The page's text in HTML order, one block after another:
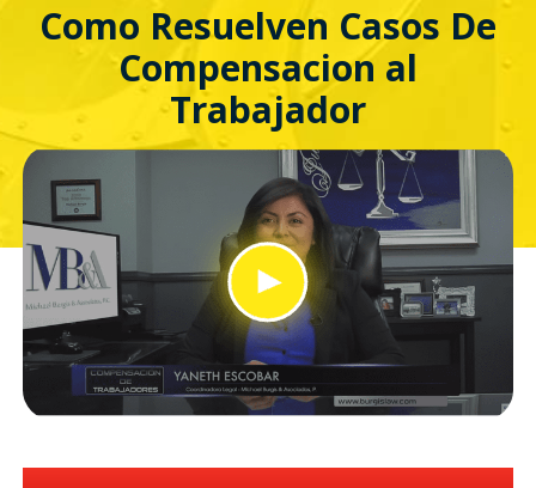
Como Resuelven Casos De
Compensacion al
Trabajador